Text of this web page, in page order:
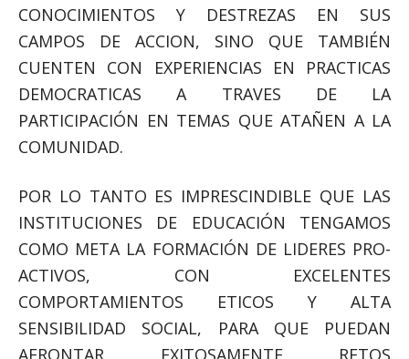
CONOCIMIENTOS Y DESTREZAS EN SUS
CAMPOS DE ACCION, SINO QUE TAMBIÉN
CUENTEN CON EXPERIENCIAS EN PRACTICAS
DEMOCRATICAS A TRAVES DE LA
PARTICIPACIÓN EN TEMAS QUE ATAÑEN A LA
COMUNIDAD.
POR LO TANTO ES IMPRESCINDIBLE QUE LAS
INSTITUCIONES DE EDUCACIÓN TENGAMOS
COMO META LA FORMACIÓN DE LIDERES PRO-
ACTIVOS, CON EXCELENTES
COMPORTAMIENTOS ETICOS Y ALTA
SENSIBILIDAD SOCIAL, PARA QUE PUEDAN
AFRONTAR EXITOSAMENTE RETOS